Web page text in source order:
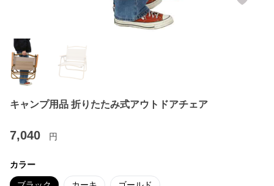
キャンプ用品 折りたたみ式アウトドアチェア
7,040 円
カラー